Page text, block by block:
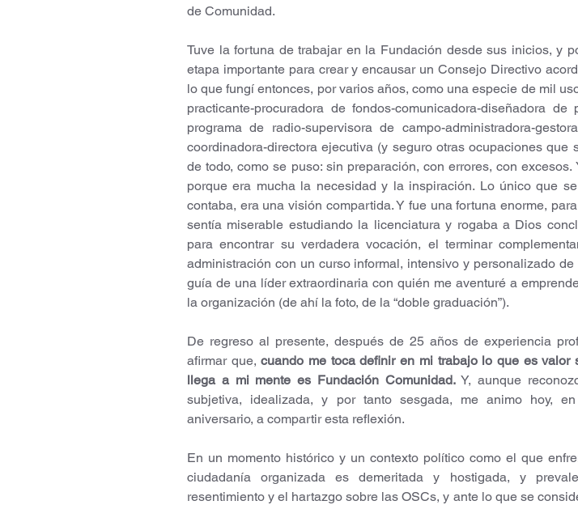
de Comunidad.
Tuve la fortuna de trabajar en la Fundación desde sus inicios, y
etapa importante para crear y encausar un Consejo Directivo
lo que fungí entonces, por varios años, como una especie de mil
practicante-procuradora de fondos-comunicadora-diseñadora de
programa de radio-supervisora de campo-administradora-
coordinadora-directora ejecutiva (y seguro otras ocupaciones que
de todo, como se puso: sin preparación, con errores, con excesos.
porque era mucha la necesidad y la inspiración. Lo único que
contaba, era una visión compartida. Y fue una fortuna enorme,
sentía miserable estudiando la licenciatura y rogaba a Dios
para encontrar su verdadera vocación, el terminar
administración con un curso informal, intensivo y personalizado
guía de una líder extraordinaria con quién me aventuré a
la organización (de ahí la foto, de la “doble graduación”).
De regreso al presente, después de 25 años de experiencia
afirmar que, cuando me toca definir en mi trabajo lo que es valor
llega a mi mente es Fundación Comunidad. Y, aunque
subjetiva, idealizada, y por tanto sesgada, me animo hoy,
aniversario, a compartir esta reflexión.
En un momento histórico y un contexto político como el que
ciudadanía organizada es demeritada y hostigada, y
resentimiento y el hartazgo sobre las OSCs, y ante lo que se